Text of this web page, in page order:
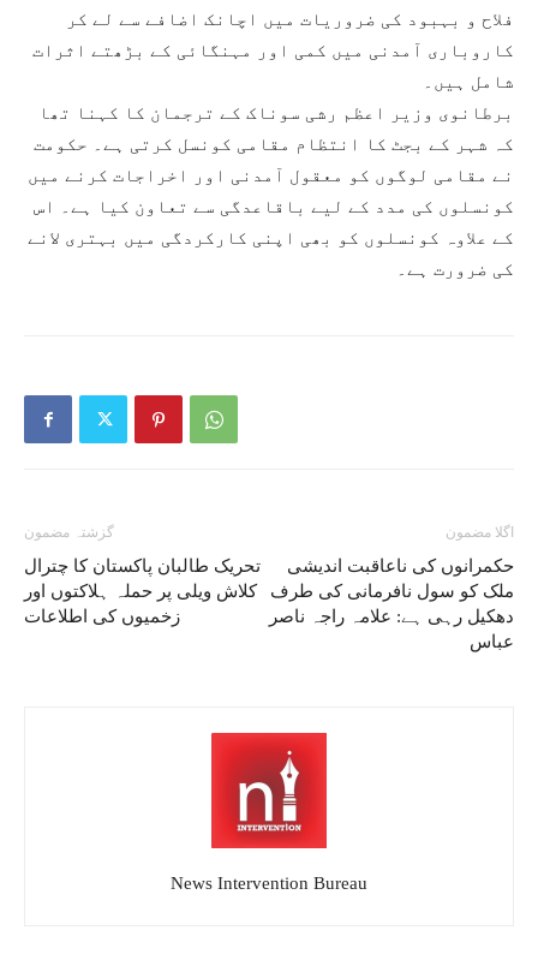
فلاح و بہبود کی ضروریات میں اچانک اضافے سے لے کر
کاروباری آمدنی میں کمی اور مہنگائی کے بڑھتے اثرات
شامل ہیں۔
برطانوی وزیر اعظم رشی سوناک کے ترجمان کا کہنا تھا
کہ شہر کے بجٹ کا انتظام مقامی کونسل کرتی ہے۔ حکومت
نے مقامی لوگوں کو معقول آمدنی اور اخراجات کرنے میں
کونسلوں کی مدد کے لیے باقاعدگی سے تعاون کیا ہے۔ اس
کے علاوہ کونسلوں کو بھی اپنی کارکردگی میں بہتری لانے
کی ضرورت ہے۔
گزشتہ مضمون
تحریک طالبان پاکستان کا چترال
کلاش ویلی پر حملہ ہلاکتوں اور
زخمیوں کی اطلاعات
اگلا مضمون
حکمرانوں کی ناعاقبت اندیشی
ملک کو سول نافرمانی کی طرف
دھکیل رہی ہے: علامہ راجہ ناصر
عباس
News Intervention Bureau